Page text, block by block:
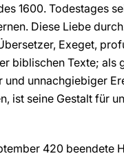
1600. Todestages
Diese Liebe
Exeget,
biblischen Texte; als
und unnachgiebiger
ist seine Gestalt für
420 beendete